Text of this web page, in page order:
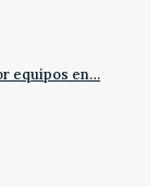
equipos en…